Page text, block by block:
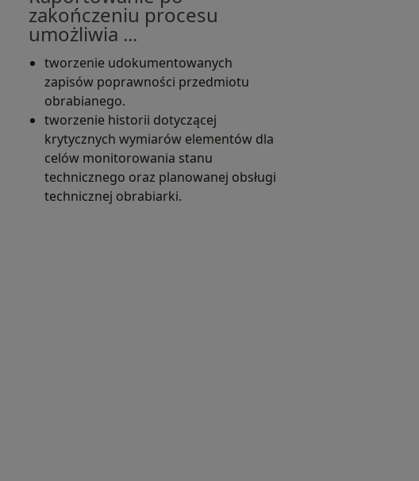
zakończeniu procesu
umożliwia ...
tworzenie udokumentowanych
zapisów poprawności przedmiotu
obrabianego.
tworzenie historii dotyczącej
krytycznych wymiarów elementów dla
celów monitorowania stanu
technicznego oraz planowanej obsługi
technicznej obrabiarki.